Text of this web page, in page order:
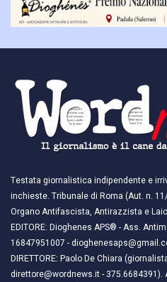
Testata giornalistica indipendente e
inchieste. Tribunale di Roma (Aut. n.
Organo Antifascista, Antirazzista e
EDITORE: Dioghenes APS® - Ass.
16847951007 -
DIRETTORE: Paolo De Chiara
direttore@wordnews.it - ​​375.6684391).